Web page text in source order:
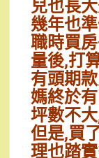
兒也長
幾年也
職時買
量後,打
有頭期
媽終於
坪數不
但是,買
理也踏